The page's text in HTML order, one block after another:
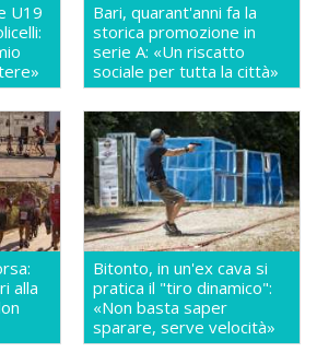
U19
Bari, quarant'anni fa la
storica promozione in
serie A: «Un riscatto
sociale per tutta la città»
alla
Bitonto, in un'ex cava si
pratica il "tiro dinamico":
«Non basta saper
sparare, serve velocità»